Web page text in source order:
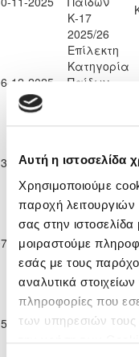
Αυτή η ιστοσελίδα
Χρησιμοποιούμε
παροχή
σας στην
μοιραστούμε
εσάς με τους
αναλυτικά
πληροφορίες που
των υπηρεσιών τους
Κ-17
2025/26
12-2025
Επίλεκτη
Κατηγορία
Παίδων
12-2025
Επίλεκτη
Παίδων
2025/26
03-2026
Επίλεκτη
Κατηγορία
Παίδων
Κ-17
2025/26
04-2026
Επίλεκτη
Κατηγορία
Παίδων